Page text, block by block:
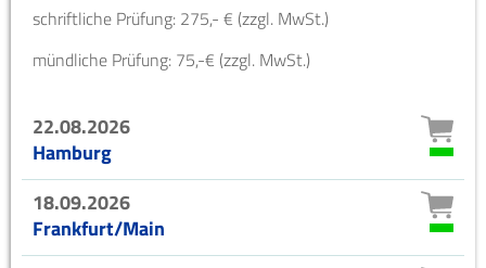
schriftliche Prüfung: 275,- € (zzgl. MwSt.)
mündliche Prüfung: 75,-€ (zzgl. MwSt.)
22.08.2026
Hamburg
18.09.2026
Frankfurt/Main